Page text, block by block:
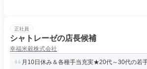
正社員
シャトレーゼの店長候補
幸福米穀株式会社
月10日休み＆各種手当充実★20代～30代の若